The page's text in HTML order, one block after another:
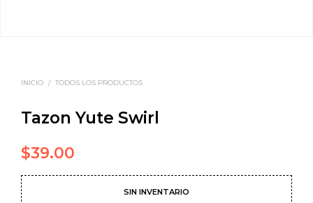
INICIO / TODOS LOS PRODUCTOS
Tazon Yute Swirl
$39.00
SIN INVENTARIO